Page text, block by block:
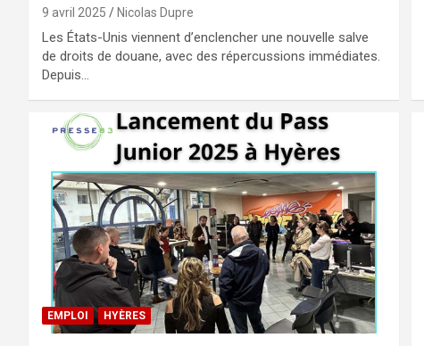
9 avril 2025 Nicolas Dupre
Les États-Unis viennent d’enclencher une nouvelle salve
de droits de douane, avec des répercussions immédiates.
Depuis…
EMPLOI HYÈRES